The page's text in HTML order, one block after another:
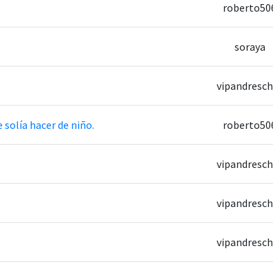
soraya
hacer de niño.